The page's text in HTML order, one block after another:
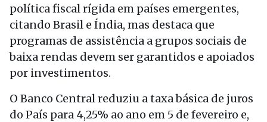
política fiscal rígida em países emergentes,
citando Brasil e Índia, mas destaca que
programas de assistência a grupos sociais de
baixa rendas devem ser garantidos e apoiados
por investimentos.
O Banco Central reduziu a taxa básica de juros
do País para 4,25% ao ano em 5 de fevereiro e,